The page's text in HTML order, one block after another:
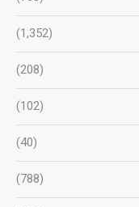
(1,352)
(208)
(102)
(40)
(788)